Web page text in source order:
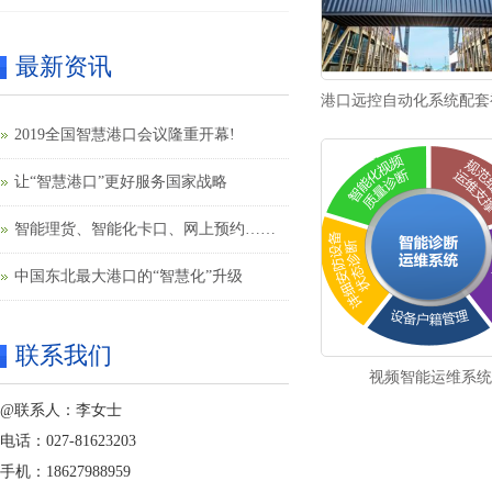
最新资讯
2019全国智慧港口会议隆重开幕!
让“智慧港口”更好服务国家战略
智能理货、智能化卡口、网上预约……
中国东北最大港口的“智慧化”升级
联系我们
@联系人：李女士
电话：027-81623203
手机：18627988959
港口远控自动化系统配
视频智能运维系统